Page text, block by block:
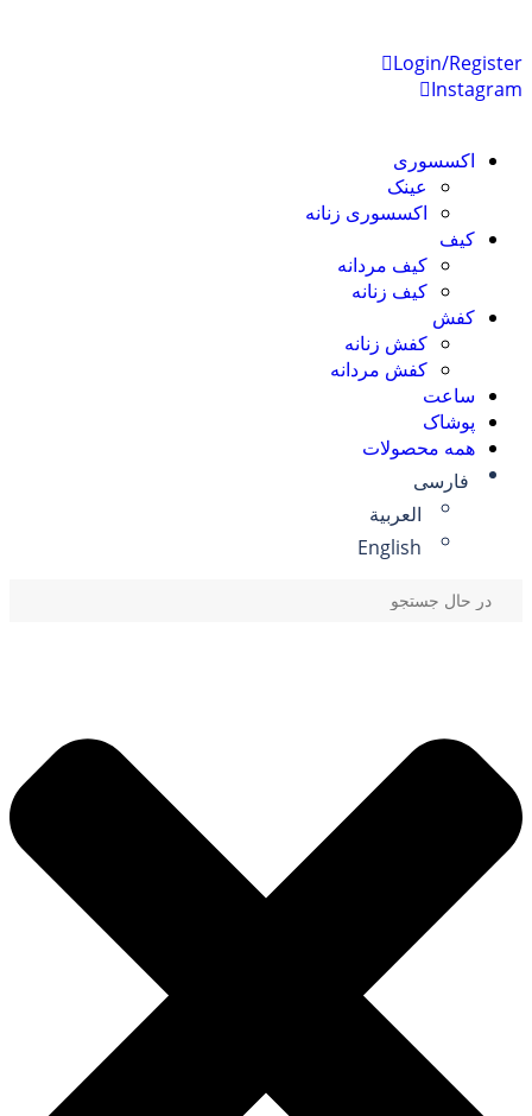
Login/Register
Instagram
اکسسوری
عینک
اکسسوری زنانه
کیف
کیف مردانه
کیف زنانه
کفش
کفش زنانه
کفش مردانه
ساعت
پوشاک
همه محصولات
فارسی
العربية
English